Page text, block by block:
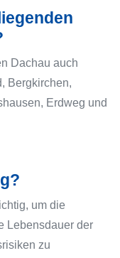
Dachau auch
Bergkirchen,
Erdweg und
um die
Lebensdauer der
zu